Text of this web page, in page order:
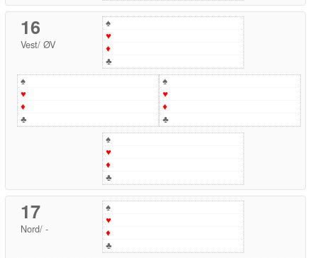
16
Vest/ ØV
♠
♥
♦
♣
♠
♥
♦
♣
♠
♥
♦
♣
♠
♥
♦
♣
17
Nord/ -
♠
♥
♦
♣